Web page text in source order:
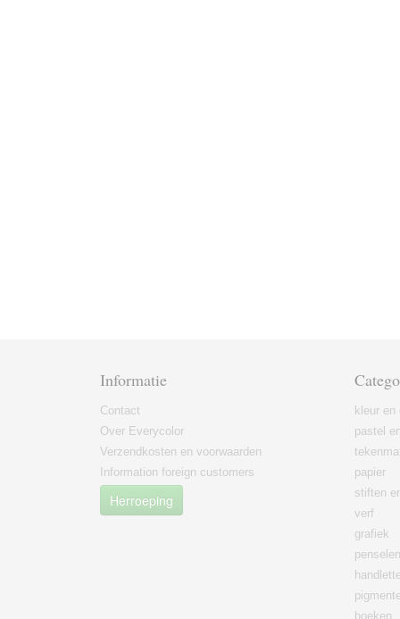
Informatie
Contact
Over Everycolor
Verzendkosten en voorwaarden
Information foreign customers
Herroeping
kleur en
pastel
papier
stiften
verf
grafiek
penselen
boeken